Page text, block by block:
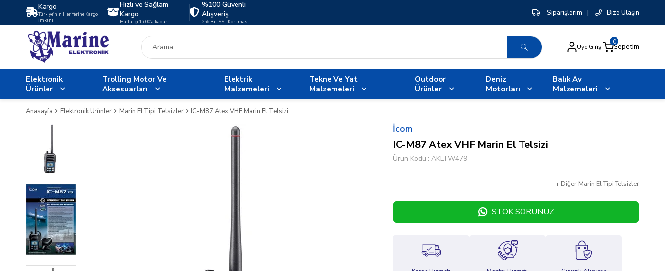
Kargo
Türkiye'nin Her Yerine Kargo
İmkanı
Hızlı ve Sağlam
Kargo
Hafta içi 16:00'a kadar
%100 Güvenli
Alışveriş
256 Bit SSL Koruması
Siparişlerim | Bize Ulaşın
Üye Girişi Sepetim
0
Elektronik
Ürünler
Trolling Motor Ve
Aksesuarları
Elektrik
Malzemeleri
Tekne Ve Yat
Malzemeleri
Outdoor
Ürünler
Deniz
Motorları
Balık Av
Malzemeleri
Anasayfa Elektronik Ürünler Marin El Tipi Telsizler IC-M87 Atex VHF Marin El Telsizi
İcom
IC-M87 Atex VHF Marin El Telsizi
Ürün Kodu AKLTW479
+ Diğer Marin El Tipi Telsizler
STOK SORUNUZ